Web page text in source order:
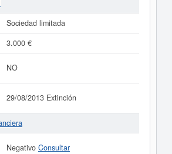
Sociedad limitada
3.000 €
NO
29/08/2013 Extinción
Negativo Consultar